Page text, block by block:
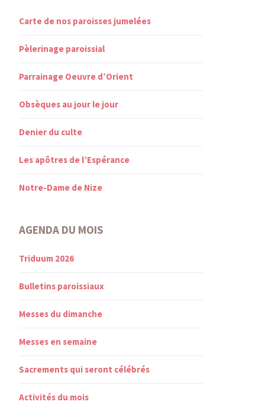
Carte de nos paroisses jumelées
Pèlerinage paroissial
Parrainage Oeuvre d’Orient
Obsèques au jour le jour
Denier du culte
Les apôtres de l’Espérance
Notre-Dame de Nize
AGENDA DU MOIS
Triduum 2026
Bulletins paroissiaux
Messes du dimanche
Messes en semaine
Sacrements qui seront célébrés
Activités du mois